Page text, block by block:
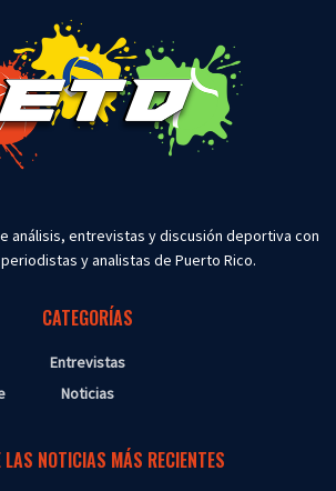
análisis, entrevistas y discusión deportiva con
y analistas de Puerto Rico.
CATEGORÍAS
Entrevistas
Noticias
LAS NOTICIAS MÁS RECIENTES